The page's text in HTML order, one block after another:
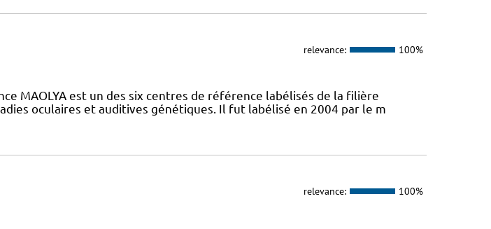
relevance: 100%
MAOLYA est un des six centres de référence labélisés de la filière
oculaires et auditives génétiques. Il fut labélisé en 2004 par le m
relevance: 100%